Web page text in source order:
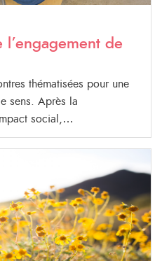
l’engagement de
thématisées pour une
sens. Après la
social,…